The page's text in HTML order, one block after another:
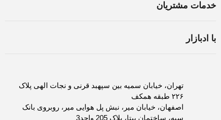
ثبت سفارش
روش های ارسال کالا
خدمات مشتریان
با ادبازار
تماس با ادبازار
فرصت های شغلی
تهران، خیابان سمیه بین سپهبد قرنی و نجات الهی پلاک
۲۲۶ طبقه همکف
اصفهان، خیابان میر، نبش پل هوایی میر، روبروی بانک
سپه، ساختمان بیتا، پلاک 205 واحد3